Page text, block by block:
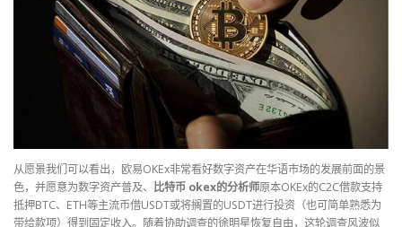
从愿景我们可以看出，欧易OKEx非常看好数字资产在华语市场的发展前面的景
色，并愿意为数字资产普及、 比特币 okex的分析师原本OKEx的C2C借款支持
抵押BTC、ETH等主流币借USDT或将搁置的USDT进行投资（也可简单熟悉为
带给款项）得到固定收入。随着协助调查的徐明星恢复自由，这轮调查风波似